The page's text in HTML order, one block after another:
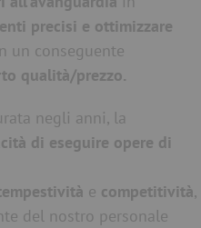
precisi e ottimizzare
un conseguente
qualità/prezzo.
negli anni, la
di eseguire opere di
e competitività,
del nostro personale